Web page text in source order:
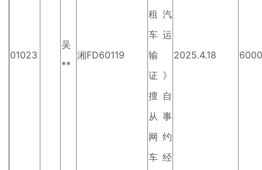
01023
吴
**
湘FD60119
租汽
车运
输
证》
擅自
从事
网约
车经
2025.4.18 6000